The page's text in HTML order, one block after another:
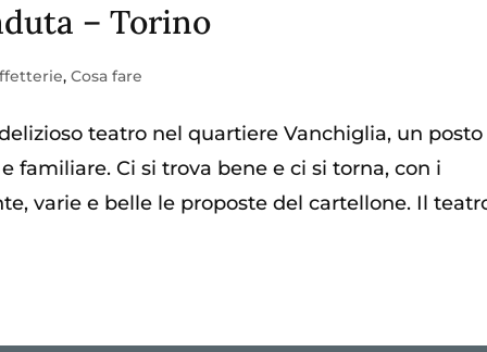
– Torino
,Cosa fare
teatro nel quartiere Vanchiglia, un
familiare. Ci si trova bene e ci si torna, con i
varie e belle le proposte del cartellone. Il